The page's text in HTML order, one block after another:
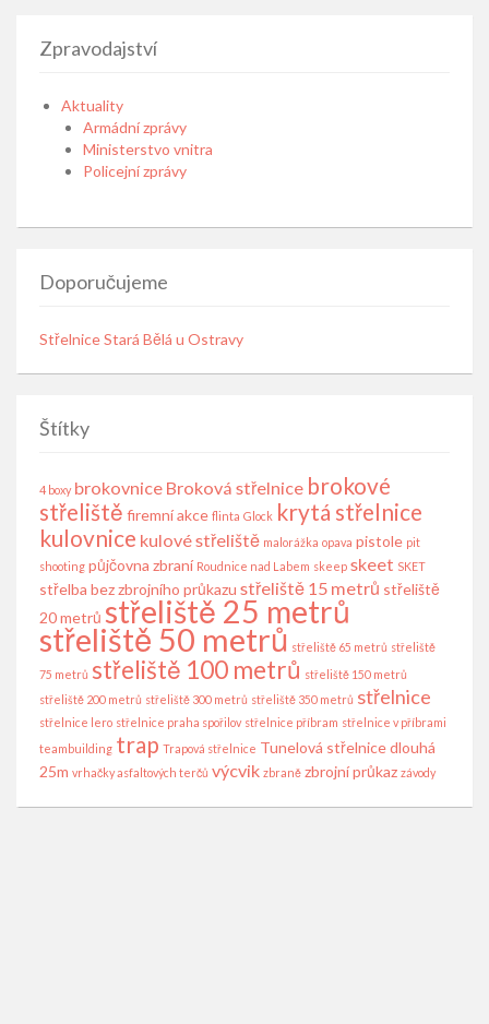
Zpravodajství
Aktuality
Armádní zprávy
Ministerstvo vnitra
Policejní zprávy
Doporučujeme
Střelnice Stará Bělá u Ostravy
Štítky
4 boxy brokovnice Broková střelnice brokové
střeliště firemní akce flinta Glock krytá střelnice
kulovnice kulové střeliště malorážka opava pistole pit
shooting půjčovna zbraní Roudnice nad Labem skeep skeet SKET
střelba bez zbrojního průkazu střeliště 15 metrů střeliště
20 metrů střeliště 25 metrů
střeliště 50 metrů střeliště 65 metrů střeliště
75 metrů střeliště 100 metrů střeliště 150 metrů
střeliště 200 metrů střeliště 300 metrů střeliště 350 metrů střelnice
střelnice lero střelnice praha spořilov střelnice příbram střelnice v příbrami
teambuilding trap Trapová střelnice Tunelová střelnice dlouhá
25m vrhačky asfaltových terčů výcvik zbraně zbrojní průkaz závody